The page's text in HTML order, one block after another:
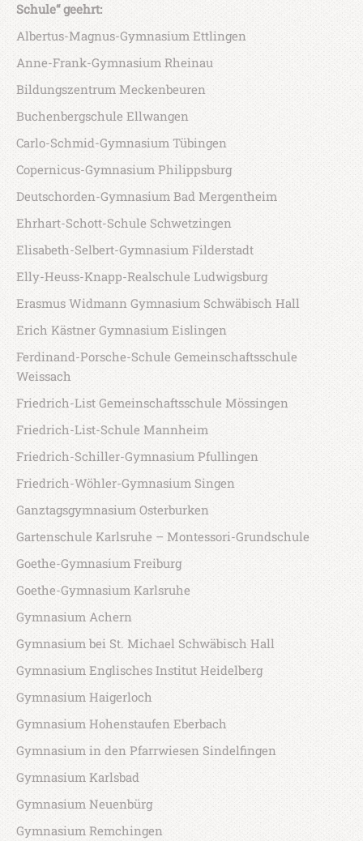
Schule“ geehrt:
Albertus-Magnus-Gymnasium Ettlingen
Anne-Frank-Gymnasium Rheinau
Bildungszentrum Meckenbeuren
Buchenbergschule Ellwangen
Carlo-Schmid-Gymnasium Tübingen
Copernicus-Gymnasium Philippsburg
Deutschorden-Gymnasium Bad Mergentheim
Ehrhart-Schott-Schule Schwetzingen
Elisabeth-Selbert-Gymnasium Filderstadt
Elly-Heuss-Knapp-Realschule Ludwigsburg
Erasmus Widmann Gymnasium Schwäbisch Hall
Erich Kästner Gymnasium Eislingen
Ferdinand-Porsche-Schule Gemeinschaftsschule
Weissach
Friedrich-List Gemeinschaftsschule Mössingen
Friedrich-List-Schule Mannheim
Friedrich-Schiller-Gymnasium Pfullingen
Friedrich-Wöhler-Gymnasium Singen
Ganztagsgymnasium Osterburken
Gartenschule Karlsruhe – Montessori-Grundschule
Goethe-Gymnasium Freiburg
Goethe-Gymnasium Karlsruhe
Gymnasium Achern
Gymnasium bei St. Michael Schwäbisch Hall
Gymnasium Englisches Institut Heidelberg
Gymnasium Haigerloch
Gymnasium Hohenstaufen Eberbach
Gymnasium in den Pfarrwiesen Sindelfingen
Gymnasium Karlsbad
Gymnasium Neuenbürg
Gymnasium Remchingen